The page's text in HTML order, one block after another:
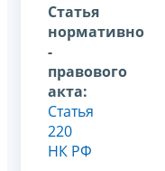
Статья
нормативно
-
правового
акта:
Статья
220
НК РФ